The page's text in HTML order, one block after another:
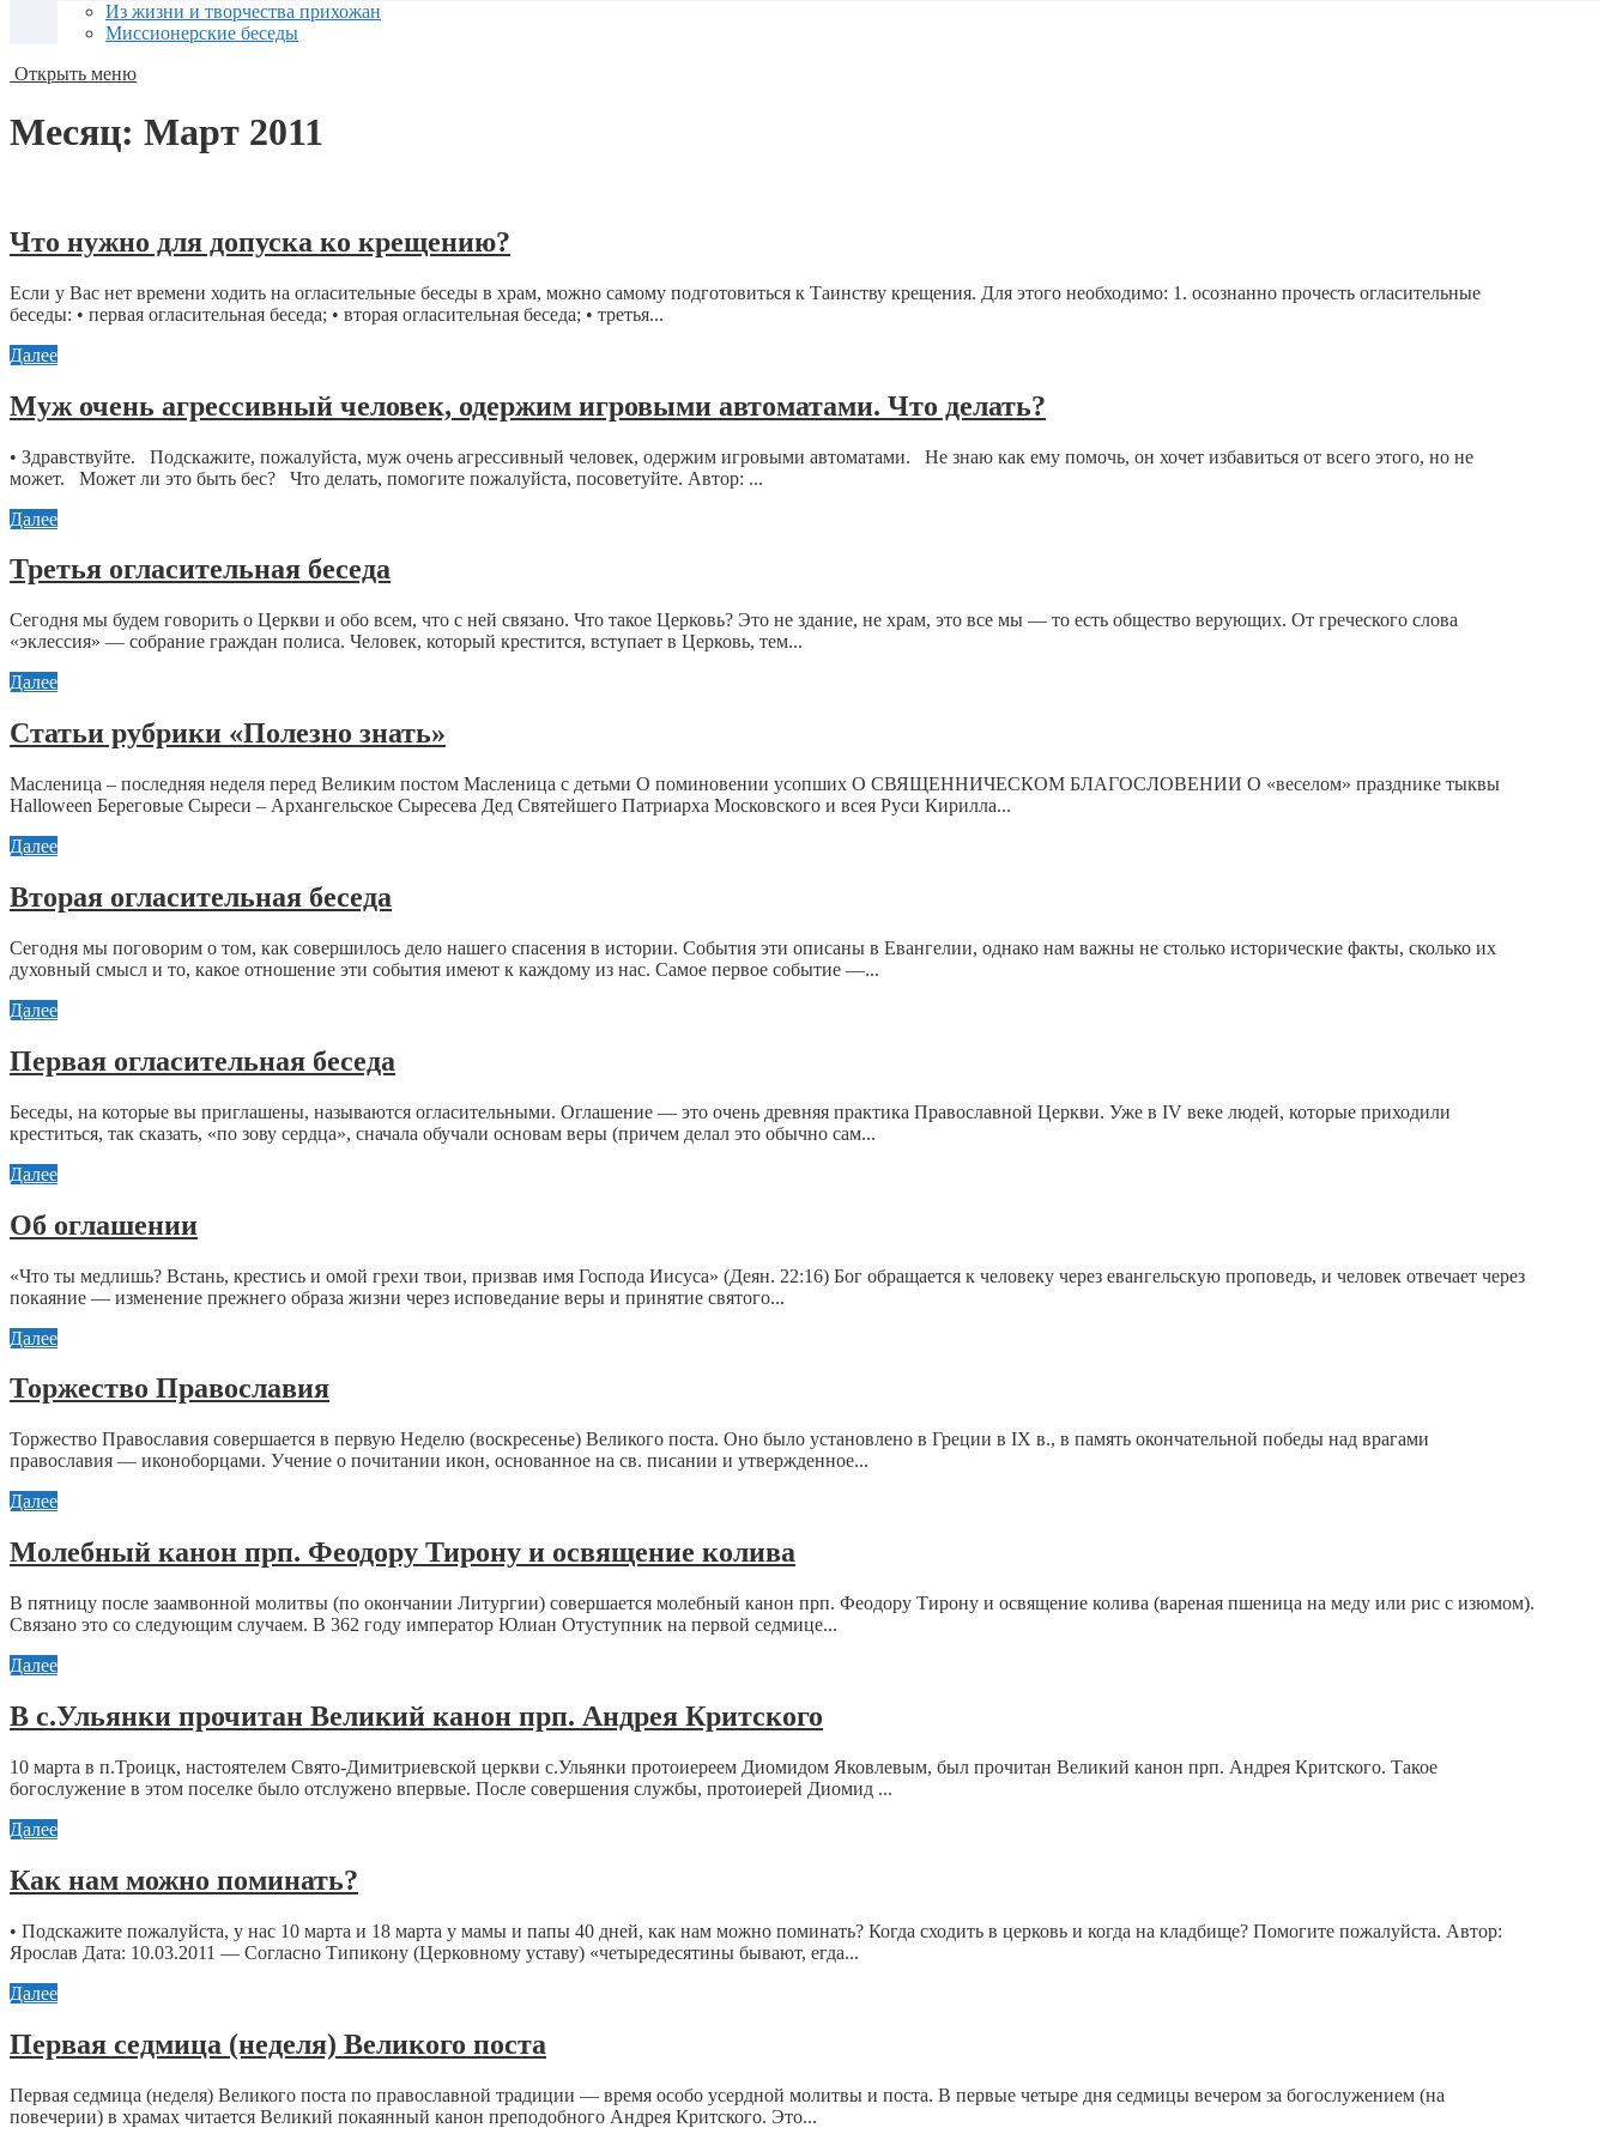
Из жизни и творчества прихожан
Миссионерские беседы
Открыть меню
Месяц: Март 2011
Что нужно для допуска ко крещению?
Если у Вас нет времени ходить на огласительные беседы в храм, можно самому подготовиться к Таинству крещения. Для этого необходимо: 1. осознанно прочесть огласительные
беседы: • первая огласительная беседа; • вторая огласительная беседа; • третья...
Далее
Муж очень агрессивный человек, одержим игровыми автоматами. Что делать?
• Здравствуйте. Подскажите, пожалуйста, муж очень агрессивный человек, одержим игровыми автоматами. Не знаю как ему помочь, он хочет избавиться от всего этого, но не
может. Может ли это быть бес? Что делать, помогите пожалуйста, посоветуйте. Автор: ...
Далее
Третья огласительная беседа
Сегодня мы будем говорить о Церкви и обо всем, что с ней связано. Что такое Церковь? Это не здание, не храм, это все мы — то есть общество верующих. От греческого слова
«эклессия» — собрание граждан полиса. Человек, который крестится, вступает в Церковь, тем...
Далее
Статьи рубрики «Полезно знать»
Масленица – последняя неделя перед Великим постом Масленица с детьми О поминовении усопших О СВЯЩЕННИЧЕСКОМ БЛАГОСЛОВЕНИИ О «веселом» празднике тыквы
Halloween Береговые Сыреси – Архангельское Сыресева Дед Святейшего Патриарха Московского и всея Руси Кирилла...
Далее
Вторая огласительная беседа
Сегодня мы поговорим о том, как совершилось дело нашего спасения в истории. События эти описаны в Евангелии, однако нам важны не столько исторические факты, сколько их
духовный смысл и то, какое отношение эти события имеют к каждому из нас. Самое первое событие —...
Далее
Первая огласительная беседа
Беседы, на которые вы приглашены, называются огласительными. Оглашение — это очень древняя практика Православной Церкви. Уже в IV веке людей, которые приходили
креститься, так сказать, «по зову сердца», сначала обучали основам веры (причем делал это обычно сам...
Далее
Об оглашении
«Что ты медлишь? Встань, крестись и омой грехи твои, призвав имя Господа Иисуса» (Деян. 22:16) Бог обращается к человеку через евангельскую проповедь, и человек отвечает через
покаяние — изменение прежнего образа жизни через исповедание веры и принятие святого...
Далее
Торжество Православия
Торжество Православия совершается в первую Неделю (воскресенье) Великого поста. Оно было установлено в Греции в IX в., в память окончательной победы над врагами
православия — иконоборцами. Учение о почитании икон, основанное на св. писании и утвержденное...
Далее
Молебный канон прп. Феодору Тирону и освящение колива
В пятницу после заамвонной молитвы (по окончании Литургии) совершается молебный канон прп. Феодору Тирону и освящение колива (вареная пшеница на меду или рис с изюмом).
Связано это со следующим случаем. В 362 году император Юлиан Отуступник на первой седмице...
Далее
В с.Ульянки прочитан Великий канон прп. Андрея Критского
10 марта в п.Троицк, настоятелем Свято-Димитриевской церкви с.Ульянки протоиереем Диомидом Яковлевым, был прочитан Великий канон прп. Андрея Критского. Такое
богослужение в этом поселке было отслужено впервые. После совершения службы, протоиерей Диомид ...
Далее
Как нам можно поминать?
• Подскажите пожалуйста, у нас 10 марта и 18 марта у мамы и папы 40 дней, как нам можно поминать? Когда сходить в церковь и когда на кладбище? Помогите пожалуйста. Автор:
Ярослав Дата: 10.03.2011 — Согласно Типикону (Церковному уставу) «четыредесятины бывают, егда...
Далее
Первая седмица (неделя) Великого поста
Первая седмица (неделя) Великого поста по православной традиции — время особо усердной молитвы и поста. В первые четыре дня седмицы вечером за богослужением (на
повечерии) в храмах читается Великий покаянный канон преподобного Андрея Критского. Это...